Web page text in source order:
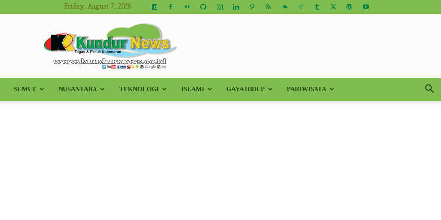
Friday, August 7, 2026
Kundur
SUMUT NUSANTARA TEKNOLOGI ISLAMI GAYA HIDUP PARIWISATA